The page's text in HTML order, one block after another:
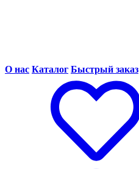
О нас Каталог Быстрый заказ